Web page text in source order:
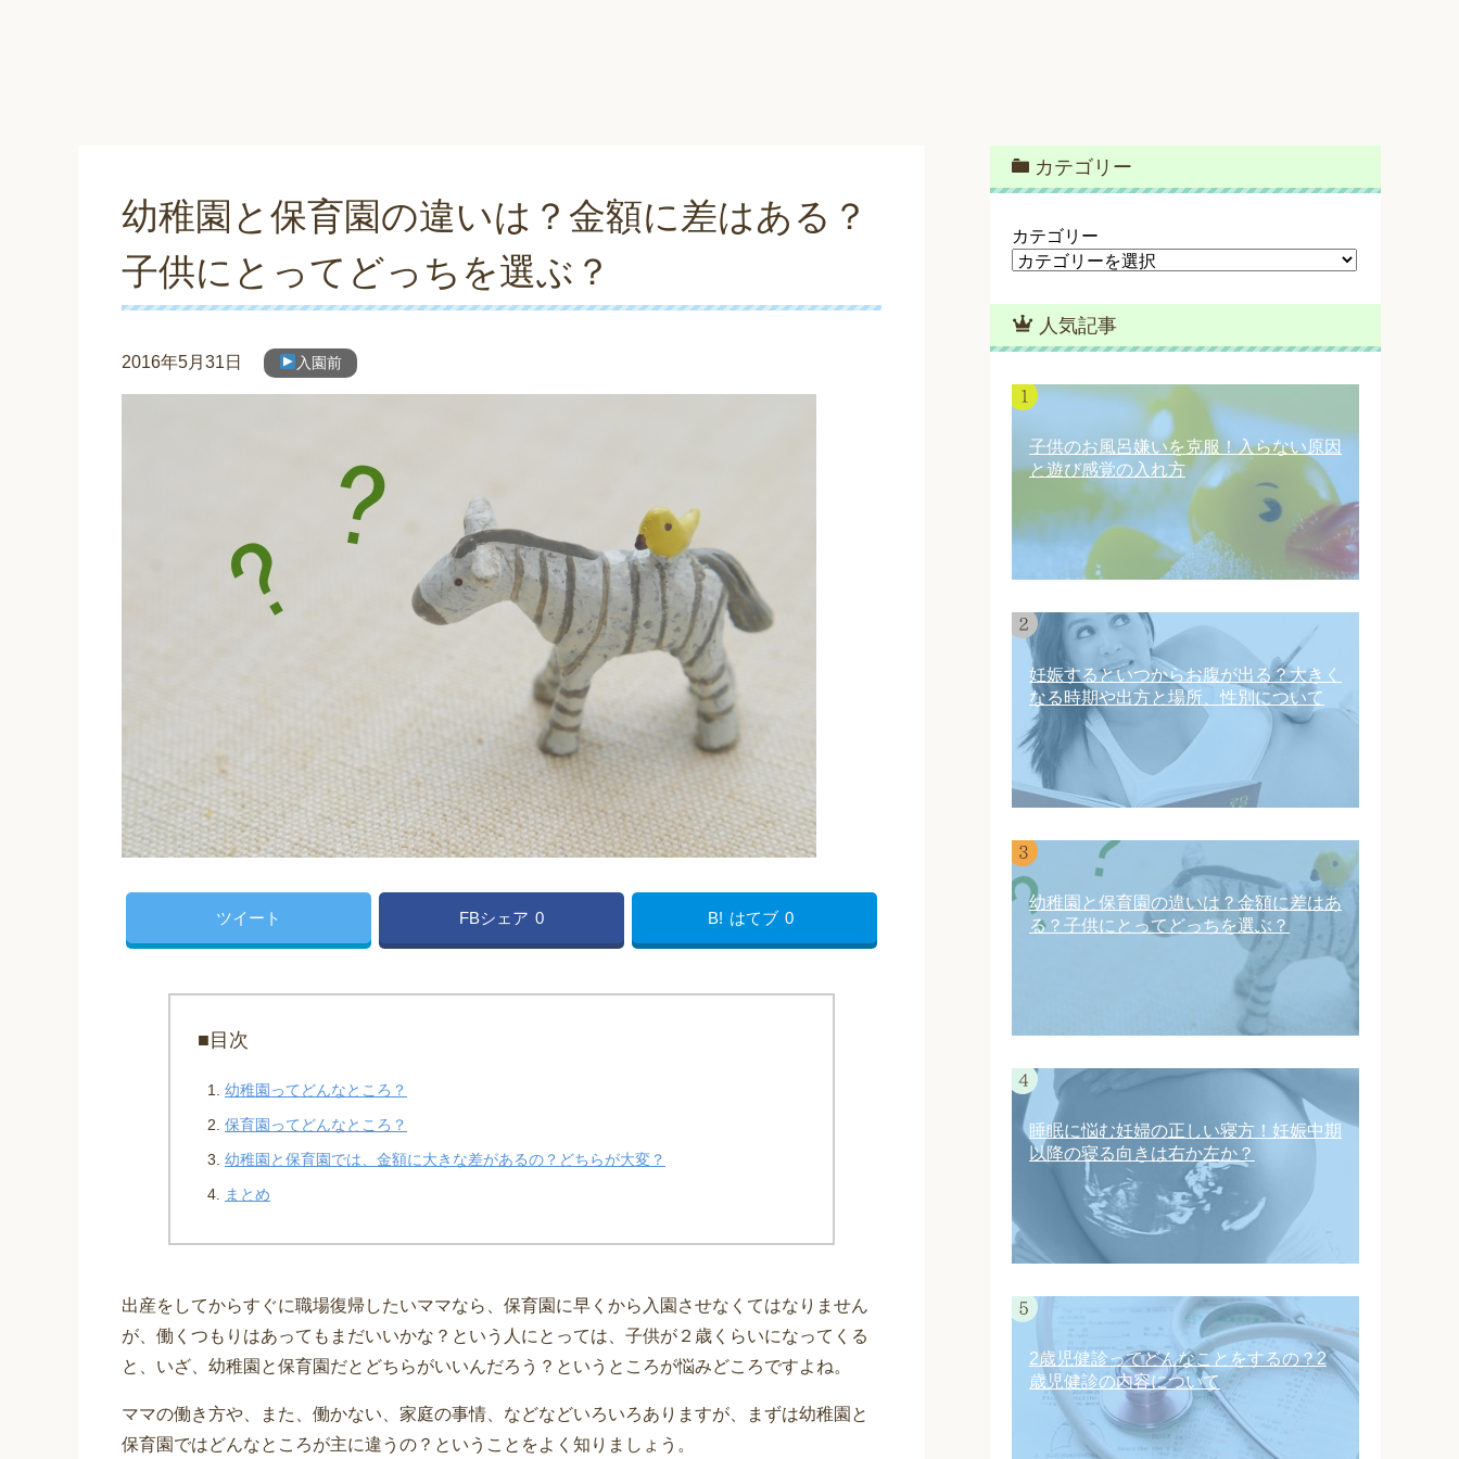
幼稚園と保育園の違いは？金額に差はある？
子供にとってどっちを選ぶ？
2016年5月31日 入園前
ツイート FBシェア 0 B! はてブ 0
■目次
幼稚園ってどんなところ？
保育園ってどんなところ？
幼稚園と保育園では、金額に大きな差があるの？どちらが大変？
まとめ
出産をしてからすぐに職場復帰したいママなら、保育園に早くから入園させなくてはなりません
が、働くつもりはあってもまだいいかな？という人にとっては、子供が２歳くらいになってくる
と、いざ、幼稚園と保育園だとどちらがいいんだろう？というところが悩みどころですよね。
ママの働き方や、また、働かない、家庭の事情、などなどいろいろありますが、まずは幼稚園と
保育園ではどんなところが主に違うの？ということをよく知りましょう。
カテゴリー
カテゴリー
人気記事
子供のお風呂嫌いを克服！入らない原因
と遊び感覚の入れ方
妊娠するといつからお腹が出る？大きく
なる時期や出方と場所、性別について
幼稚園と保育園の違いは？金額に差はあ
る？子供にとってどっちを選ぶ？
睡眠に悩む妊婦の正しい寝方！妊娠中期
以降の寝る向きは右か左か？
2歳児健診ってどんなことをするの？2
歳児健診の内容について